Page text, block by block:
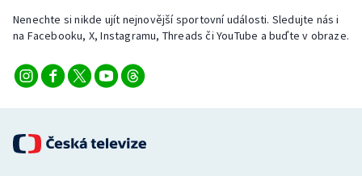
Nenechte si nikde ujít nejnovější sportovní události. Sledujte nás i
na Facebooku, X, Instagramu, Threads či YouTube a buďte v obraze.